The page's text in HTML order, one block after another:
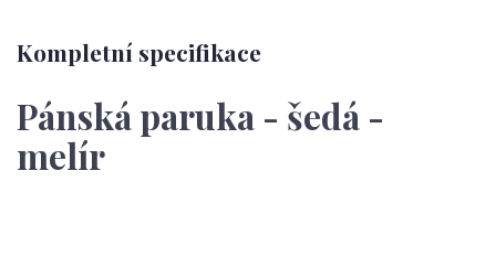
Kompletní specifikace
Pánská paruka - šedá -
melír